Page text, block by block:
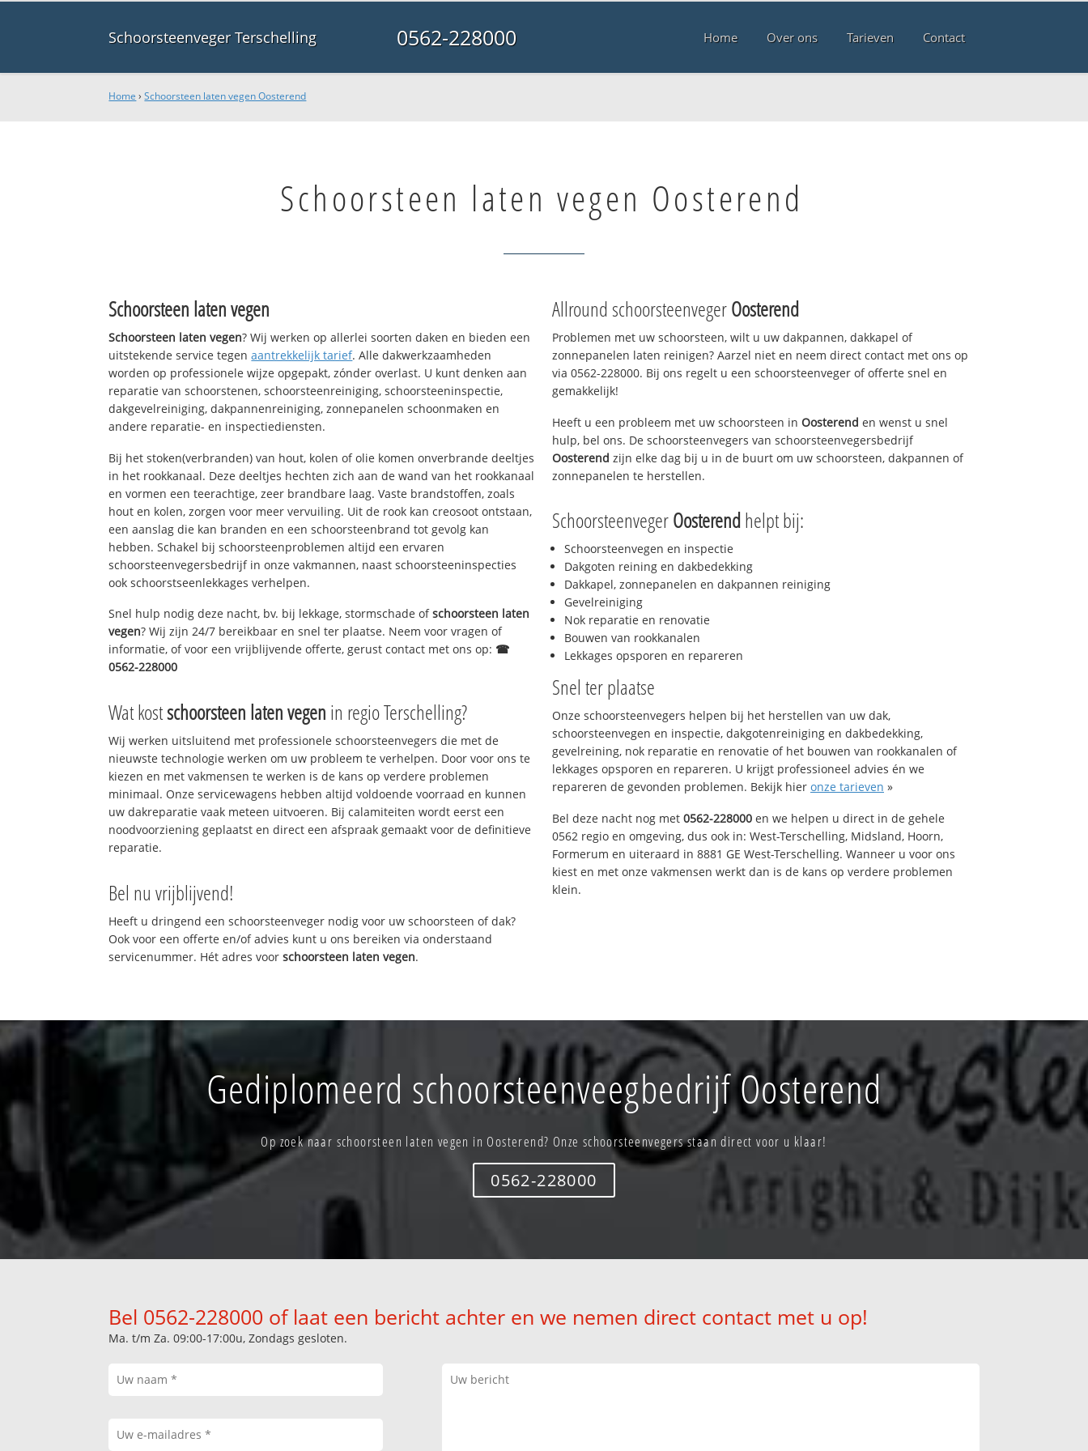
Schoorsteenveger Terschelling 0562-228000 Home Over ons Tarieven Contact
Home ›Schoorsteen laten vegen Oosterend
Schoorsteen laten vegen Oosterend
Schoorsteen laten vegen
Schoorsteen laten vegen? Wij werken op allerlei soorten daken en bieden een
uitstekende service tegenaantrekkelijk tarief. Alle dakwerkzaamheden
worden op professionele wijze opgepakt, zónder overlast. U kunt denken aan
reparatie van schoorstenen, schoorsteenreiniging, schoorsteeninspectie,
dakgevelreiniging, dakpannenreiniging, zonnepanelen schoonmaken en
andere reparatie- en inspectiediensten.
Bij het stoken(verbranden) van hout, kolen of olie komen onverbrande deeltjes
in het rookkanaal. Deze deeltjes hechten zich aan de wand van het rookkanaal
en vormen een teerachtige, zeer brandbare laag. Vaste brandstoffen, zoals
hout en kolen, zorgen voor meer vervuiling. Uit de rook kan creosoot ontstaan,
een aanslag die kan branden en een schoorsteenbrand tot gevolg kan
hebben. Schakel bij schoorsteenproblemen altijd een ervaren
schoorsteenvegersbedrijf in onze vakmannen, naast schoorsteeninspecties
ook schoorstseenlekkages verhelpen.
Snel hulp nodig deze nacht, bv. bij lekkage, stormschade ofschoorsteen laten
vegen? Wij zijn 24/7 bereikbaar en snel ter plaatse. Neem voor vragen of
informatie, of voor een vrijblijvende offerte, gerust contact met ons op: ☎
0562-228000
Wat kostschoorsteen laten vegen in regio Terschelling?
Wij werken uitsluitend met professionele schoorsteenvegers die met de
nieuwste technologie werken om uw probleem te verhelpen. Door voor ons te
kiezen en met vakmensen te werken is de kans op verdere problemen
minimaal. Onze servicewagens hebben altijd voldoende voorraad en kunnen
uw dakreparatie vaak meteen uitvoeren. Bij calamiteiten wordt eerst een
noodvoorziening geplaatst en direct een afspraak gemaakt voor de definitieve
reparatie.
Bel nu vrijblijvend!
Heeft u dringend een schoorsteenveger nodig voor uw schoorsteen of dak?
Ook voor een offerte en/of advies kunt u ons bereiken via onderstaand
servicenummer. Hét adres voorschoorsteen laten vegen.
Allround schoorsteenvegerOosterend
Problemen met uw schoorsteen, wilt u uw dakpannen, dakkapel of
zonnepanelen laten reinigen? Aarzel niet en neem direct contact met ons op
via 0562-228000. Bij ons regelt u een schoorsteenveger of offerte snel en
gemakkelijk!
Heeft u een probleem met uw schoorsteen in Oosterend en wenst u snel
hulp, bel ons. De schoorsteenvegers van schoorsteenvegersbedrijf
Oosterend zijn elke dag bij u in de buurt om uw schoorsteen, dakpannen of
zonnepanelen te herstellen.
SchoorsteenvegerOosterendhelpt bij:
Schoorsteenvegen en inspectie
Dakgoten reining en dakbedekking
Dakkapel, zonnepanelen en dakpannen reiniging
Gevelreiniging
Nok reparatie en renovatie
Bouwen van rookkanalen
Lekkages opsporen en repareren
Snel ter plaatse
Onze schoorsteenvegers helpen bij het herstellen van uw dak,
schoorsteenvegen en inspectie, dakgotenreiniging en dakbedekking,
gevelreining, nok reparatie en renovatie of het bouwen van rookkanalen of
lekkages opsporen en repareren. U krijgt professioneel advies én we
repareren de gevonden problemen. Bekijk hier onze tarieven »
Bel deze nacht nog met 0562-228000 en we helpen u direct in de gehele
0562 regio en omgeving, dus ook in: West-Terschelling, Midsland, Hoorn,
Formerum en uiteraard in 8881 GE West-Terschelling. Wanneer u voor ons
kiest en met onze vakmensen werkt dan is de kans op verdere problemen
klein.
Gediplomeerd schoorsteenveegbedrijf Oosterend
Op zoek naar schoorsteen laten vegen in Oosterend? Onze schoorsteenvegers staan direct voor u klaar!
0562-228000
Bel 0562-228000 of laat een bericht achter en we nemen direct contact met u op!
Ma. t/m Za. 09:00-17:00u, Zondags gesloten.